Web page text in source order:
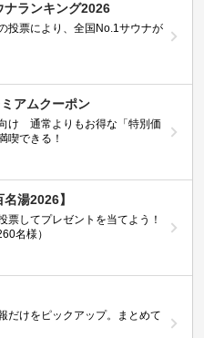
ナランキング2026
投票により、全国No.1サウナが
アムクーポン
け 通常よりもお得な「特別価
喫できる！
湯2026】
票してプレゼントを当てよう！
名様）
だけをピックアップ。まとめて